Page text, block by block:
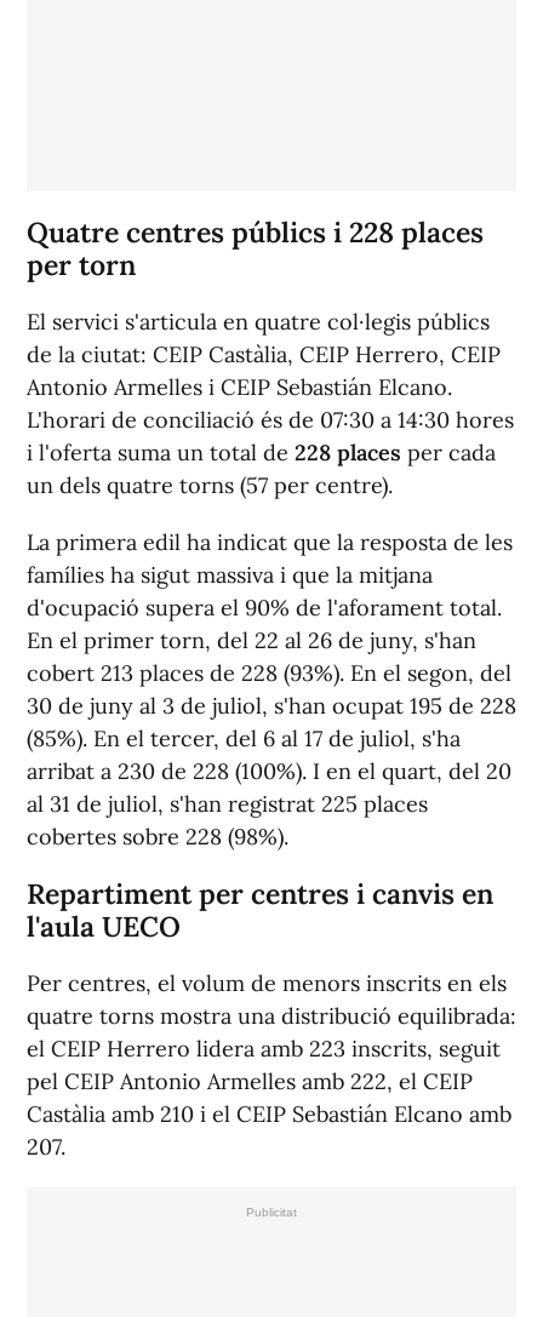
Quatre centres públics i 228 places
per torn
El servici s'articula en quatre col·legis públics
de la ciutat: CEIP Castàlia, CEIP Herrero, CEIP
Antonio Armelles i CEIP Sebastián Elcano.
L'horari de conciliació és de 07:30 a 14:30 hores
i l'oferta suma un total de 228 places per cada
un dels quatre torns (57 per centre).
La primera edil ha indicat que la resposta de les
famílies ha sigut massiva i que la mitjana
d'ocupació supera el 90% de l'aforament total.
En el primer torn, del 22 al 26 de juny, s'han
cobert 213 places de 228 (93%). En el segon, del
30 de juny al 3 de juliol, s'han ocupat 195 de 228
(85%). En el tercer, del 6 al 17 de juliol, s'ha
arribat a 230 de 228 (100%). I en el quart, del 20
al 31 de juliol, s'han registrat 225 places
cobertes sobre 228 (98%).
Repartiment per centres i canvis en
l'aula UECO
Per centres, el volum de menors inscrits en els
quatre torns mostra una distribució equilibrada:
el CEIP Herrero lidera amb 223 inscrits, seguit
pel CEIP Antonio Armelles amb 222, el CEIP
Castàlia amb 210 i el CEIP Sebastián Elcano amb
207.